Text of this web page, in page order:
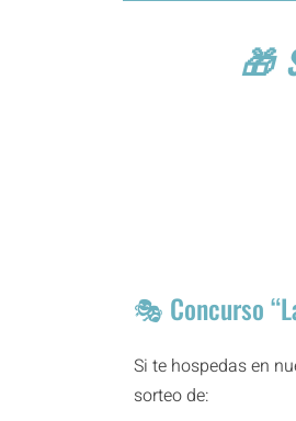
🎁
🎭 Concurso
Si te hospedas en
sorteo de: